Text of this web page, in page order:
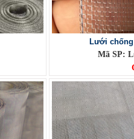
Lưới
Mã SP: